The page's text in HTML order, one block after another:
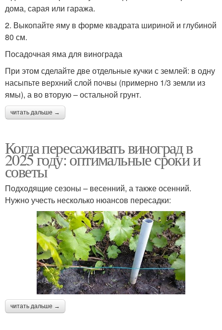
дома, сарая или гаража.
2. Выкопайте яму в форме квадрата шириной и глубиной
80 см.
Посадочная яма для винограда
При этом сделайте две отдельные кучки с землей: в одну
насыпьте верхний слой почвы (примерно 1/3 земли из
ямы), а во вторую – остальной грунт.
читать дальше →
Когда пересаживать виноград в
2025 году: оптимальные сроки и
советы
Подходящие сезоны – весенний, а также осенний.
Нужно учесть несколько нюансов пересадки:
читать дальше →